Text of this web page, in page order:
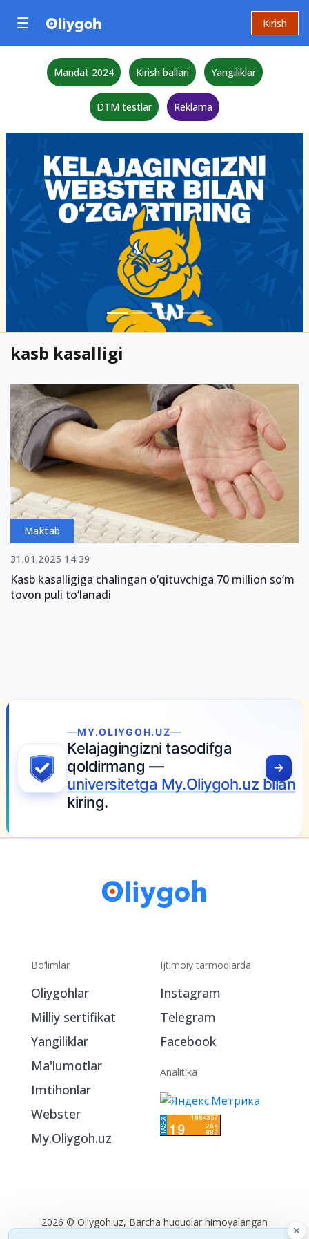
Kirish
Mandat 2024 Kirish ballari Yangiliklar
DTM testlar Reklama
kasb kasalligi
Maktab
31.01.2025 14:39
Kasb kasalligiga chalingan o‘qituvchiga 70 million so‘m
tovon puli to‘lanadi
MY.OLIYGOH.UZ
Kelajagingizni tasodifga
qoldirmang —
universitetga My.Oliygoh.uz bilan
kiring.
Bo‘limlar
Oliygohlar
Milliy sertifikat
Yangiliklar
Ma'lumotlar
Imtihonlar
Webster
My.Oliygoh.uz
Ijtimoiy tarmoqlarda
Instagram
Telegram
Facebook
Analitika
2026 © Oliygoh.uz, Barcha huquqlar himoyalangan